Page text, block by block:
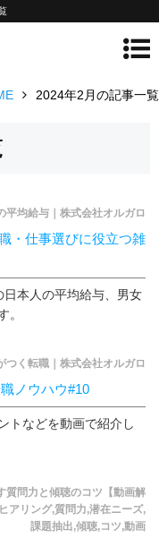
2024年2月の記事一覧
平均給与｜株式会社オルガロ
・仕事選びに役立つ雑
本人の平均給与、男女
。
つく転職｜株式会社オルガロ
ノウハウ#10
トなどを動画で紹介し
質問力と傾聴のコツ【動画解
アリング,質問力,潜在ニーズ,
課題抽出,傾聴,コツ,動画